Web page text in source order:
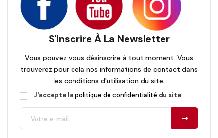
S'inscrire À La Newsletter
Vous pouvez vous désinscrire à tout moment. Vous
trouverez pour cela nos informations de contact dans
les conditions d'utilisation du site.
J'accepte la politique de confidentialité du site.